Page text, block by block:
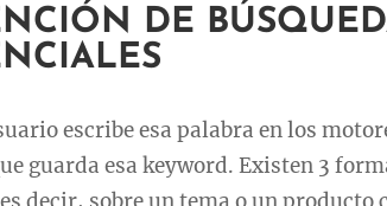
DE
escribe esa palabra en los
guarda esa keyword. Existen 3